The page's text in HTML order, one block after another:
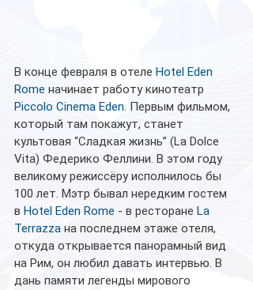
В конце февраля в отеле Hotel Eden
Rome начинает работу кинотеатр
Piccolo Cinema Eden. Первым фильмом,
который там покажут, станет
культовая “Сладкая жизнь” (La Dolce
Vita) Федерико Феллини. В этом году
великому режиссёру исполнилось бы
100 лет. Мэтр бывал нередким гостем
в Hotel Eden Rome - в ресторане La
Terrazza на последнем этаже отеля,
откуда открывается панорамный вид
на Рим, он любил давать интервью. В
дань памяти легенды мирового